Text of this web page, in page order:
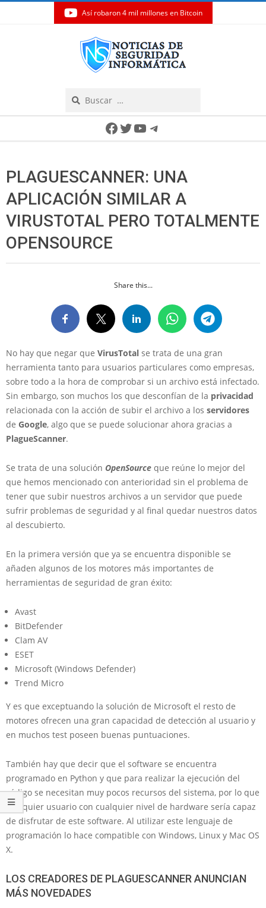
Así robaron 4 mil millones en Bitcoin
Facebook
Twitter
YouTube
Telegram
PLAGUESCANNER: UNA
APLICACIÓN SIMILAR A
VIRUSTOTAL PERO TOTALMENTE
OPENSOURCE
Share this...
No hay que negar que VirusTotal se trata de una gran
herramienta tanto para usuarios particulares como empresas,
sobre todo a la hora de comprobar si un archivo está infectado.
Sin embargo, son muchos los que desconfían de la privacidad
relacionada con la acción de subir el archivo a los servidores
de Google, algo que se puede solucionar ahora gracias a
PlagueScanner.
Se trata de una solución OpenSource que reúne lo mejor del
que hemos mencionado con anterioridad sin el problema de
tener que subir nuestros archivos a un servidor que puede
sufrir problemas de seguridad y al final quedar nuestros datos
al descubierto.
En la primera versión que ya se encuentra disponible se
añaden algunos de los motores más importantes de
herramientas de seguridad de gran éxito:
Avast
BitDefender
Clam AV
ESET
Microsoft (Windows Defender)
Trend Micro
Y es que exceptuando la solución de Microsoft el resto de
motores ofrecen una gran capacidad de detección al usuario y
en muchos test poseen buenas puntuaciones.
También hay que decir que el software se encuentra
programado en Python y que para realizar la ejecución del
código se necesitan muy pocos recursos del sistema, por lo que
cualquier usuario con cualquier nivel de hardware sería capaz
de disfrutar de este software. Al utilizar este lenguaje de
programación lo hace compatible con Windows, Linux y Mac OS
X.
LOS CREADORES DE PLAGUESCANNER ANUNCIAN
MÁS NOVEDADES